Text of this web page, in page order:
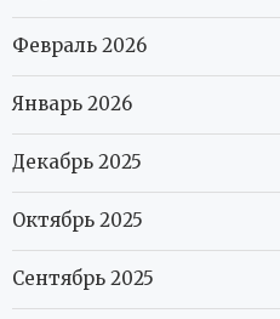
Февраль 2026
Январь 2026
Декабрь 2025
Октябрь 2025
Сентябрь 2025